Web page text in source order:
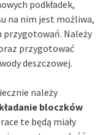
podkładek,
na nim jest możliwa,
przygotowań. Należy
przygotować
deszczowej.
należy
bloczków
te będą miały